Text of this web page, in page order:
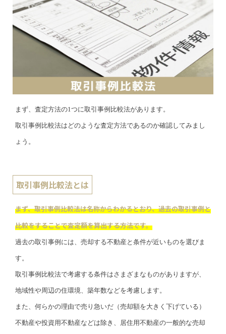
まず、査定方法の1つに取引事例比較法があります。
取引事例比較法はどのような査定方法であるのか確認してみまし
ょう。
取引事例比較法とは
まず、取引事例比較法は名称からわかるとおり、過去の取引事例と
比較をすることで査定額を算出する方法です。
過去の取引事例には、売却する不動産と条件が近いものを選びま
す。
取引事例比較法で考慮する条件はさまざまなものがありますが、
地域性や周辺の住環境、築年数などを考慮します。
また、何らかの理由で売り急いだ（売却額を大きく下げている）
不動産や投資用不動産などは除き、居住用不動産の一般的な売却